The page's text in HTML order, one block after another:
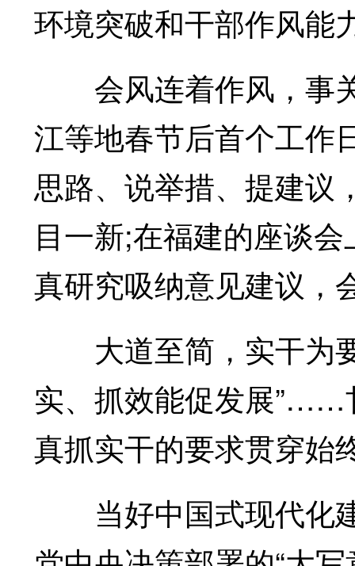
环境突破和干部作风能
会风连着作风，事
江等地春节后首个工作
思路、说举措、提建议
目一新;在福建的座谈
真研究吸纳意见建议，
大道至简，实干为要
实、抓效能促发展”……
真抓实干的要求贯穿始
当好中国式现代化